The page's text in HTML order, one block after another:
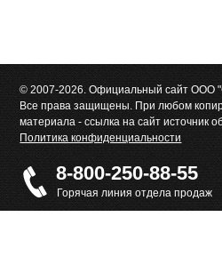
© 2007-2026. Официальный сайт ООО
Все права защищены. При любом
материала - ссылка на сайт источник
Политика конфиденциальности
8-800-250-88-55
Горячая линия отдела продаж